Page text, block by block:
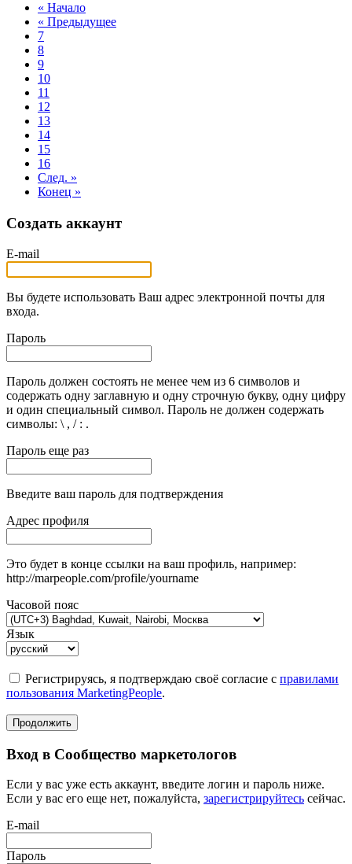
« Начало
« Предыдущее
7
8
9
10
11
12
13
14
15
16
След. »
Конец »
Создать аккаунт
E-mail
Вы будете использовать Ваш адрес электронной почты для
входа.
Пароль
Пароль должен состоять не менее чем из 6 символов и
содержать одну заглавную и одну строчную букву, одну цифру
и один специальный символ. Пароль не должен содержать
символы: \ , / : .
Пароль еще раз
Введите ваш пароль для подтверждения
Адрес профиля
Это будет в конце ссылки на ваш профиль, например:
http://marpeople.com/profile/yourname
Часовой пояс
Язык
Регистрируясь, я подтверждаю своё согласие с правилами
пользования MarketingPeople.
Продолжить
Вход в Сообщество маркетологов
Если у вас уже есть аккаунт, введите логин и пароль ниже.
Если у вас его еще нет, пожалуйста, зарегистрируйтесь сейчас.
E-mail
Пароль